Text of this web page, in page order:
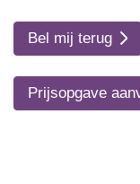
Bel mij terug
Prijsopgave